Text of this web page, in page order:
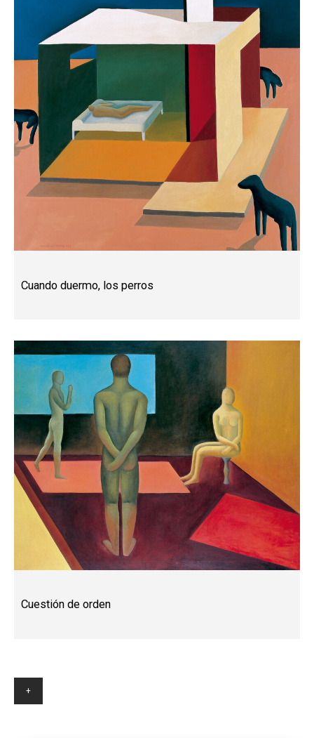
Cuando duermo, los perros
Cuestión de orden
+